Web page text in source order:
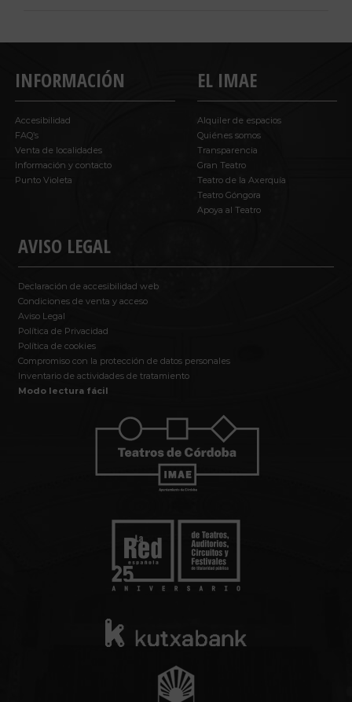
INFORMACIÓN
Accesibilidad
FAQ’s
Venta de localidades
Información y contacto
Punto Violeta
AVISO LEGAL
Declaración de accesibilidad web
Condiciones de venta y acceso
Aviso Legal
Política de Privacidad
Política de cookies
Compromiso con la protección de datos personales
Inventario de actividades de tratamiento
Modo lectura fácil
EL IMAE
Alquiler de espacios
Quiénes somos
Transparencia
Gran Teatro
Teatro de la Axerquía
Teatro Góngora
Apoya al Teatro